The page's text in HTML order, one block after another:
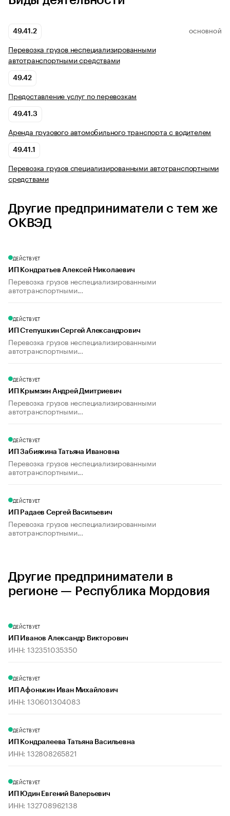
49.41.2 ОСНОВНОЙ
Перевозка грузов неспециализированными
автотранспортными средствами
49.42
Предоставление услуг по перевозкам
49.41.3
Аренда грузового автомобильного транспорта с водителем
49.41.1
Перевозка грузов специализированными автотранспортными
средствами
Другие предприниматели с тем же
ОКВЭД
ДЕЙСТВУЕТ
ИП Кондратьев Алексей Николаевич
Перевозка грузов неспециализированными
автотранспортными...
ДЕЙСТВУЕТ
ИП Степушкин Сергей Александрович
Перевозка грузов неспециализированными
автотранспортными...
ДЕЙСТВУЕТ
ИП Крымзин Андрей Дмитриевич
Перевозка грузов неспециализированными
автотранспортными...
ДЕЙСТВУЕТ
ИП Забиякина Татьяна Ивановна
Перевозка грузов неспециализированными
автотранспортными...
ДЕЙСТВУЕТ
ИП Радаев Сергей Васильевич
Перевозка грузов неспециализированными
автотранспортными...
Другие предприниматели в
регионе — Республика Мордовия
ДЕЙСТВУЕТ
ИП Иванов Александр Викторович
ИНН: 132351035350
ДЕЙСТВУЕТ
ИП Афонькин Иван Михайлович
ИНН: 130601304083
ДЕЙСТВУЕТ
ИП Кондралеева Татьяна Васильевна
ИНН: 132808265821
ДЕЙСТВУЕТ
ИП Юдин Евгений Валерьевич
ИНН: 132708962138